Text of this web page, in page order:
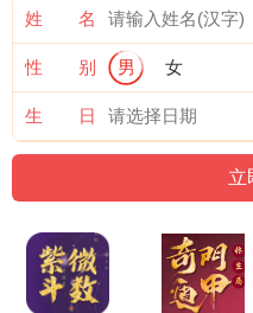
姓 名
性 别 男 女
生 日